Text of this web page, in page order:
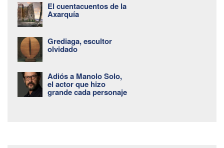
El cuentacuentos de la
Axarquía
Grediaga, escultor
olvidado
Adiós a Manolo Solo,
el actor que hizo
grande cada personaje